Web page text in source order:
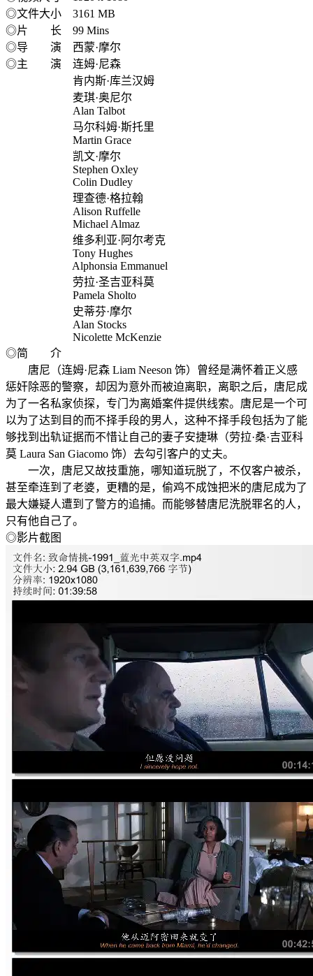
◎文件大小 3161 MB
◎片 长 99 Mins
◎导 演 西蒙·摩尔
◎主 演 连姆·尼森
肯内斯·库兰汉姆
麦琪·奥尼尔
Alan Talbot
马尔科姆·斯托里
Martin Grace
凯文·摩尔
Stephen Oxley
Colin Dudley
理查德·格拉翰
Alison Ruffelle
Michael Almaz
维多利亚·阿尔考克
Tony Hughes
Alphonsia Emmanuel
劳拉·圣吉亚科莫
Pamela Sholto
史蒂芬·摩尔
Alan Stocks
Nicolette McKenzie
◎简 介
唐尼（连姆·尼森 Liam Neeson 饰）曾经是满怀着正义感
惩奸除恶的警察，却因为意外而被迫离职，离职之后，唐尼成
为了一名私家侦探，专门为离婚案件提供线索。唐尼是一个可
以为了达到目的而不择手段的男人，这种不择手段包括为了能
够找到出轨证据而不惜让自己的妻子安捷琳（劳拉·桑·吉亚科
莫 Laura San Giacomo 饰）去勾引客户的丈夫。
一次，唐尼又故技重施，哪知道玩脱了，不仅客户被杀，
甚至牵连到了老婆，更糟的是，偷鸡不成蚀把米的唐尼成为了
最大嫌疑人遭到了警方的追捕。而能够替唐尼洗脱罪名的人，
只有他自己了。
◎影片截图